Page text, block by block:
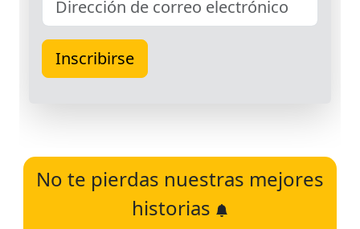
No te pierdas nuestras mejores
historias